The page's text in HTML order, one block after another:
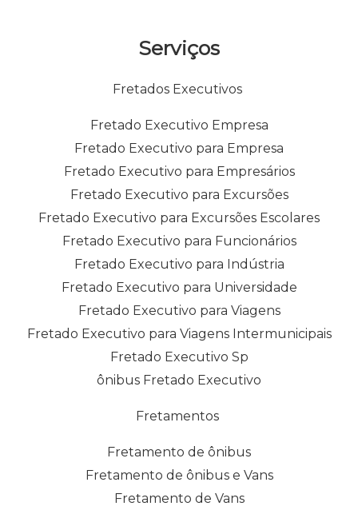
Serviços
Fretados Executivos
Fretado Executivo Empresa
Fretado Executivo para Empresa
Fretado Executivo para Empresários
Fretado Executivo para Excursões
Fretado Executivo para Excursões Escolares
Fretado Executivo para Funcionários
Fretado Executivo para Indústria
Fretado Executivo para Universidade
Fretado Executivo para Viagens
Fretado Executivo para Viagens Intermunicipais
Fretado Executivo Sp
ônibus Fretado Executivo
Fretamentos
Fretamento de ônibus
Fretamento de ônibus e Vans
Fretamento de Vans